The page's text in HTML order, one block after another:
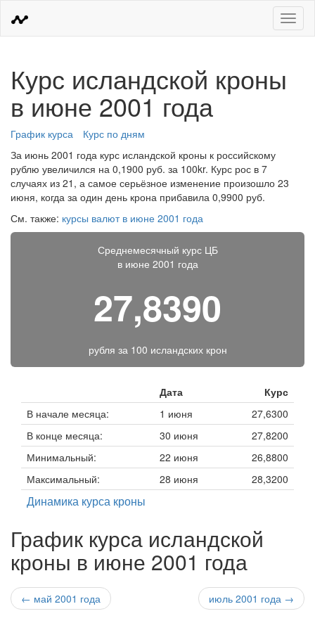
Меню
Курс исландской кроны
в июне 2001 года
График курса
Курс по дням
За июнь 2001 года курс исландской кроны к российскому
рублю увеличился на 0,1900 руб. за 100kr. Курс рос в 7
случаях из 21, а самое серьёзное изменение произошло 23
июня, когда за один день крона прибавила 0,9900 руб.
См. также: курсы валют в июне 2001 года
Среднемесячный курс ЦБ
в июне 2001 года
27,8390
рубля за 100 исландских крон
Дата
Курс
В начале месяца:
1 июня
27,6300
В конце месяца:
30 июня
27,8200
Минимальный:
22 июня
26,8800
Максимальный:
28 июня 28,3200
Динамика курса кроны
График курса исландской
кроны в июне 2001 года
← май 2001 года июль 2001 года →